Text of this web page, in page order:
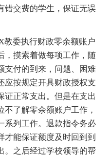
错交费的学生，保证无误
委执行财政零余额账户
，摸索着做每项工作，随
支付的到来，问题、困难
应按规定开具财政授权支
证正常支出。但是在支出
了解零余额账户工作，
系列工作。退款指令务必
才能保证额度及时回到到
。之后经过学校领导的帮